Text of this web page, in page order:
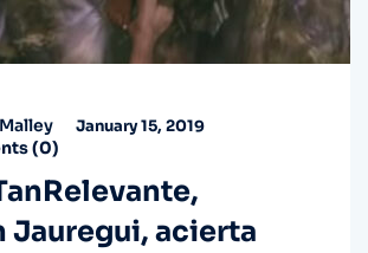
January 15, 2019
(0)
Jauregui, acierta